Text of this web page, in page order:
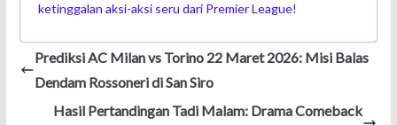
ketinggalan aksi-aksi seru dari Premier League!
Prediksi AC Milan vs Torino 22 Maret 2026: Misi Balas
Dendam Rossoneri di San Siro
Hasil Pertandingan Tadi Malam: Drama Comeback